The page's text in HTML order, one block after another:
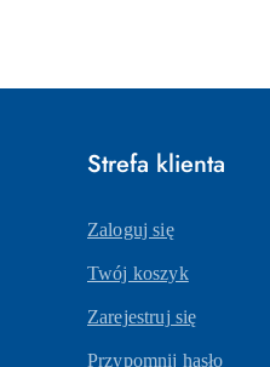
Strefa klienta
Zaloguj się
Twój koszyk
Zarejestruj się
Przypomnij hasło